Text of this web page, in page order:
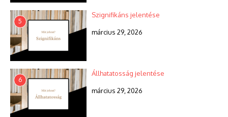
5
Szignifikáns jelentése
március 29, 2026
6
Állhatatosság jelentése
március 29, 2026